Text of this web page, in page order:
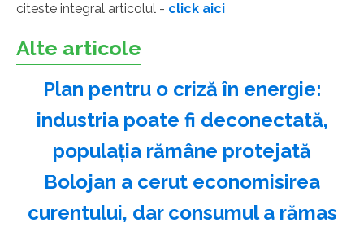
citeste integral articolul - click aici
Alte articole
Plan pentru o criză în energie:
industria poate fi deconectată,
populaţia rămâne protejată
Bolojan a cerut economisirea
curentului, dar consumul a rămas